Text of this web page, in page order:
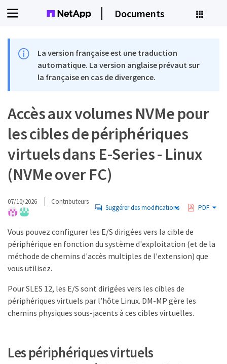
Documents
La version française est une traduction
automatique. La version anglaise prévaut sur
la française en cas de divergence.
Accès aux volumes NVMe pour
les cibles de périphériques
virtuels dans E-Series - Linux
(NVMe over FC)
07/10/2026 Contributeurs
Suggérer des modifications PDF
Vous pouvez configurer les E/S dirigées vers la cible de
périphérique en fonction du système d'exploitation (et de la
méthode de chemins d'accès multiples de l'extension) que
vous utilisez.
Pour SLES 12, les E/S sont dirigées vers les cibles de
périphériques virtuels par l’hôte Linux. DM-MP gère les
chemins physiques sous-jacents à ces cibles virtuelles.
Les périphériques virtuels